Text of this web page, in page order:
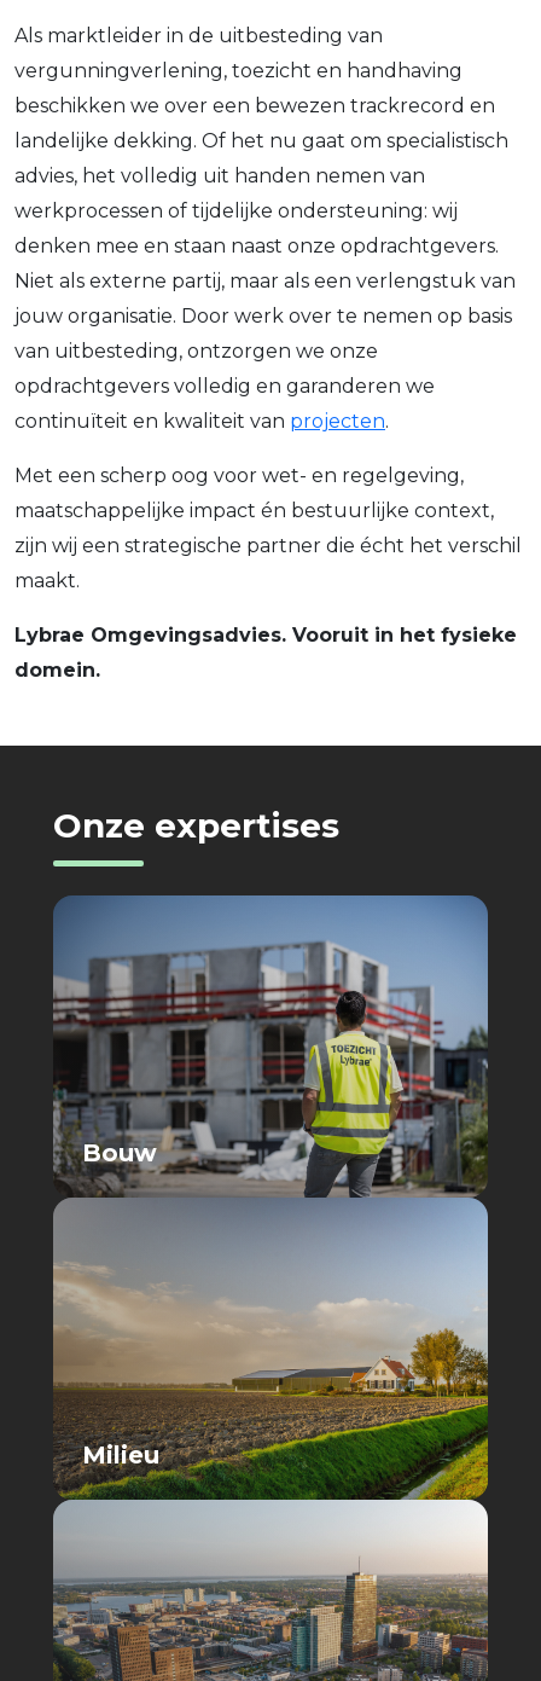
Als marktleider in de uitbesteding van
vergunningverlening, toezicht en handhaving
beschikken we over een bewezen trackrecord en
landelijke dekking. Of het nu gaat om specialistisch
advies, het volledig uit handen nemen van
werkprocessen of tijdelijke ondersteuning: wij
denken mee en staan naast onze opdrachtgevers.
Niet als externe partij, maar als een verlengstuk van
jouw organisatie. Door werk over te nemen op basis
van uitbesteding, ontzorgen we onze
opdrachtgevers volledig en garanderen we
continuïteit en kwaliteit van projecten.
Met een scherp oog voor wet- en regelgeving,
maatschappelijke impact én bestuurlijke context,
zijn wij een strategische partner die écht het verschil
maakt.
Lybrae Omgevingsadvies. Vooruit in het fysieke
domein.
Onze expertises
Bouw
Milieu